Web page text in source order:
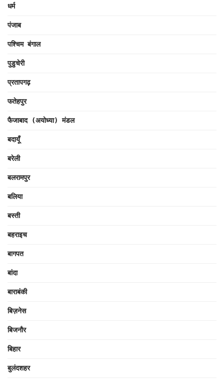
धर्म
पंजाब
पश्चिम बंगाल
पुडुचेरी
प्रतापगढ़
फतेहपुर
फैजाबाद (अयोध्या) मंडल
बदायूँ
बरेली
बलरामपुर
बलिया
बस्ती
बहराइच
बागपत
बांदा
बाराबंकी
बिज़नेस
बिजनौर
बिहार
बुलंदशहर